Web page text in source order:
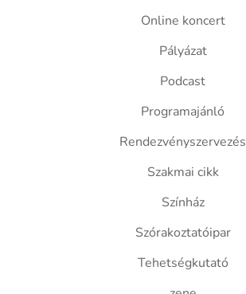
Online koncert
Pályázat
Podcast
Programajánló
Rendezvényszervezés
Szakmai cikk
Színház
Szórakoztatóipar
Tehetségkutató